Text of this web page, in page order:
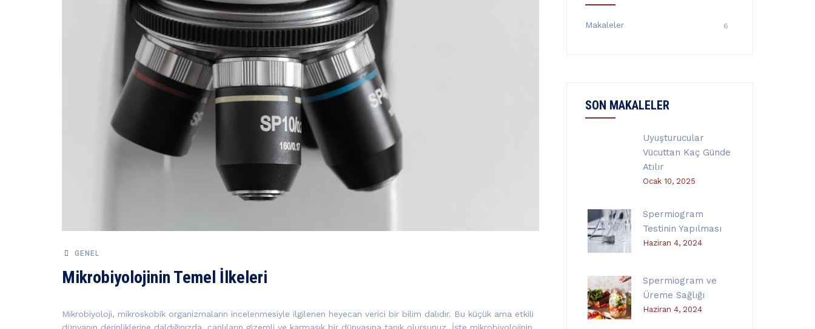
GENEL
Mikrobiyolojinin Temel İlkeleri
Mikrobiyoloji, mikroskobik organizmaların incelenmesiyle ilgilenen heyecan verici bir bilim dalıdır. Bu küçük ama etkili
Makaleler 6
SON MAKALELER
Uyuşturucular
Vücuttan Kaç Günde
Atılır
Ocak 10, 2025
Spermiogram
Testinin Yapılması
Haziran 4, 2024
Spermiogram ve
Üreme Sağlığı
Haziran 4, 2024